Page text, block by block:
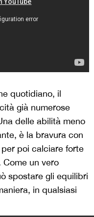
quotidiano, il
già numerose
delle abilità meno
è la bravura con
poi calciare forte
un vero
spostare gli equilibri
in qualsiasi